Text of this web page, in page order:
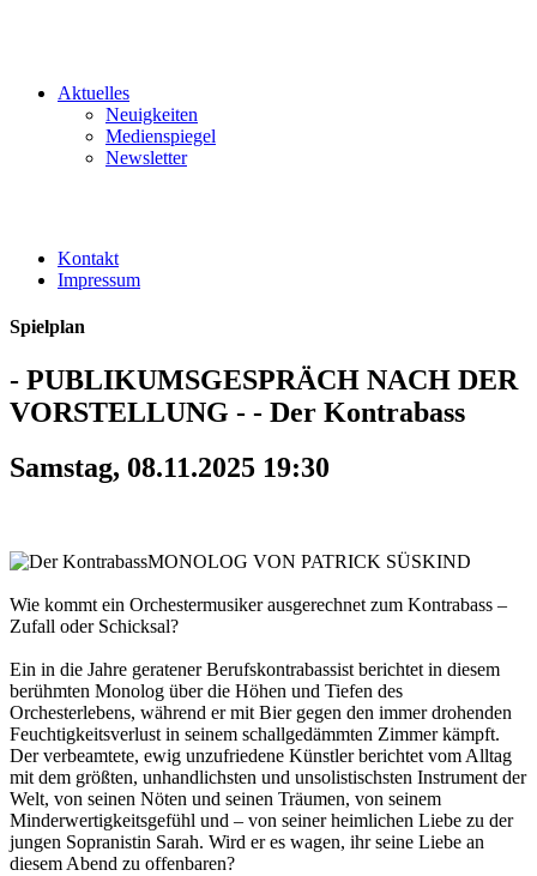
Aktuelles
Neuigkeiten
Medienspiegel
Newsletter
Kontakt
Impressum
Spielplan
- PUBLIKUMSGESPRÄCH NACH DER
VORSTELLUNG - - Der Kontrabass
Samstag, 08.11.2025 19:30
MONOLOG VON PATRICK SÜSKIND
Wie kommt ein Orchestermusiker ausgerechnet zum Kontrabass –
Zufall oder Schicksal?
Ein in die Jahre geratener Berufskontrabassist berichtet in diesem
berühmten Monolog über die Höhen und Tiefen des
Orchesterlebens, während er mit Bier gegen den immer drohenden
Feuchtigkeitsverlust in seinem schallgedämmten Zimmer kämpft.
Der verbeamtete, ewig unzufriedene Künstler berichtet vom Alltag
mit dem größten, unhandlichsten und unsolistischsten Instrument der
Welt, von seinen Nöten und seinen Träumen, von seinem
Minderwertigkeitsgefühl und – von seiner heimlichen Liebe zu der
jungen Sopranistin Sarah. Wird er es wagen, ihr seine Liebe an
diesem Abend zu offenbaren?